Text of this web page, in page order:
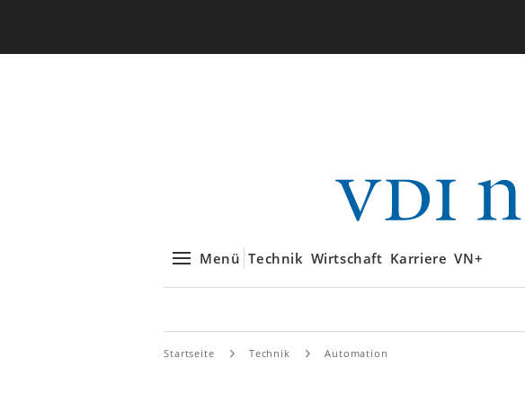
Menü Technik Wirtschaft Karriere VN+
Startseite Technik Automation